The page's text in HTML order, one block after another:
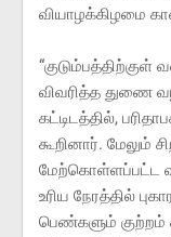
வியாழக்கிழமை
விவரித்த துணை
கட்டிடத்தில்,
கூறினார். மேலும்
மேற்கொள்ளப்பட்ட
உரிய நேரத்தில்
பெண்களும் குற்றம்